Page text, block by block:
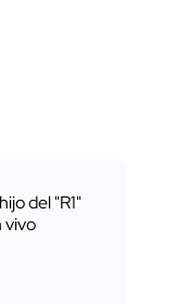
del "R1"
vivo